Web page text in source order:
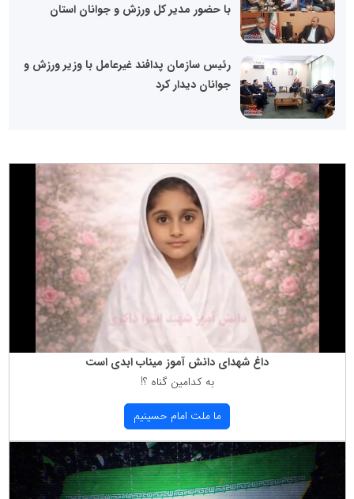
با حضور مدیر کل ورزش و جوانان استان
رئیس سازمان پدافند غیرعامل با وزیر ورزش و
جوانان دیدار کرد
داغ شهدای دانش آموز میناب ابدی است
به كدامین گناه ؟!
ما ملت امام حسینیم